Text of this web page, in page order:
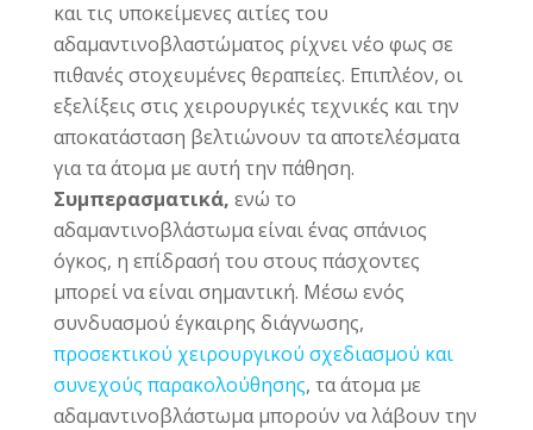
και τις υποκείμενες αιτίες του
αδαμαντινοβλαστώματος ρίχνει νέο φως σε
πιθανές στοχευμένες θεραπείες. Επιπλέον, οι
εξελίξεις στις χειρουργικές τεχνικές και την
αποκατάσταση βελτιώνουν τα αποτελέσματα
για τα άτομα με αυτή την πάθηση.
Συμπερασματικά, ενώ το
αδαμαντινοβλάστωμα είναι ένας σπάνιος
όγκος, η επίδρασή του στους πάσχοντες
μπορεί να είναι σημαντική. Μέσω ενός
συνδυασμού έγκαιρης διάγνωσης,
προσεκτικού χειρουργικού σχεδιασμού και
συνεχούς παρακολούθησης, τα άτομα με
αδαμαντινοβλάστωμα μπορούν να λάβουν την